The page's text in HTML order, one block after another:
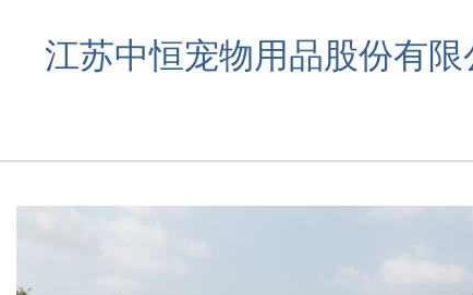
江苏中恒宠物用品股份有限